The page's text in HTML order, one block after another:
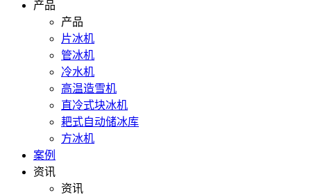
产品
产品
片冰机
管冰机
冷水机
高温造雪机
直冷式块冰机
耙式自动储冰库
方冰机
案例
资讯
资讯